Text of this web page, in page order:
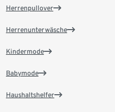
Herrenpullover
Herrenunterwäsche
Kindermode
Babymode
Haushaltshelfer